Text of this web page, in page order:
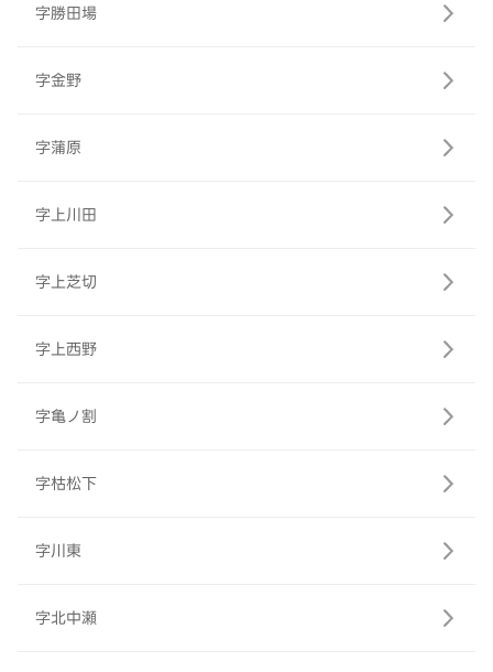
字勝田場
字金野
字蒲原
字上川田
字上芝切
字上西野
字亀ノ割
字枯松下
字川東
字北中瀬